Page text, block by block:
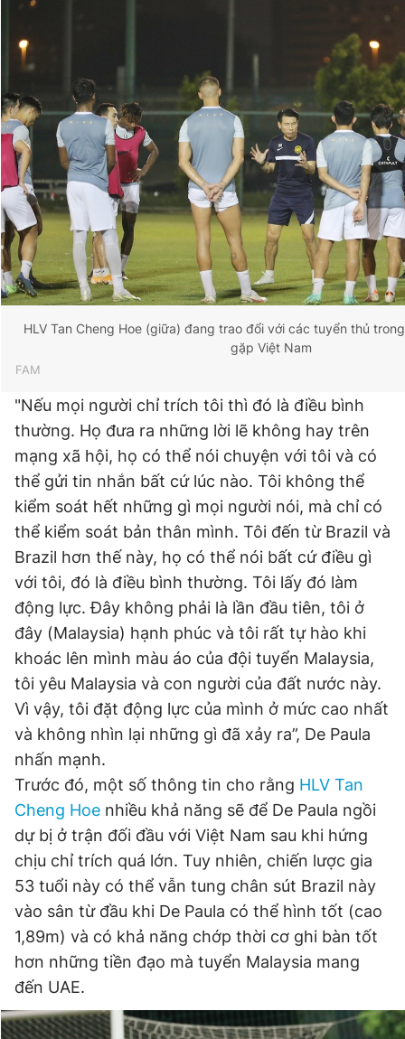
HLV Tan Cheng Hoe (giữa) đang trao đổi với các tuyển thủ
gặp Việt Nam
FAM
"Nếu mọi người chỉ trích tôi thì đó là điều bình
thường. Họ đưa ra những lời lẽ không hay trên
mạng xã hội, họ có thể nói chuyện với tôi và có
thể gửi tin nhắn bất cứ lúc nào. Tôi không thể
kiểm soát hết những gì mọi người nói, mà chỉ có
thể kiểm soát bản thân mình. Tôi đến từ Brazil và
Brazil hơn thế này, họ có thể nói bất cứ điều gì
với tôi, đó là điều bình thường. Tôi lấy đó làm
động lực. Đây không phải là lần đầu tiên, tôi ở
đây (Malaysia) hạnh phúc và tôi rất tự hào khi
khoác lên mình màu áo của đội tuyển Malaysia,
tôi yêu Malaysia và con người của đất nước này.
Vì vậy, tôi đặt động lực của mình ở mức cao nhất
và không nhìn lại những gì đã xảy ra”, De Paula
nhấn mạnh.
Trước đó, một số thông tin cho rằng HLV Tan
Cheng Hoe nhiều khả năng sẽ để De Paula ngồi
dự bị ở trận đối đầu với Việt Nam sau khi hứng
chịu chỉ trích quá lớn. Tuy nhiên, chiến lược gia
53 tuổi này có thể vẫn tung chân sút Brazil này
vào sân từ đầu khi De Paula có thể hình tốt (cao
1,89m) và có khả năng chớp thời cơ ghi bàn tốt
hơn những tiền đạo mà tuyển Malaysia mang
đến UAE.